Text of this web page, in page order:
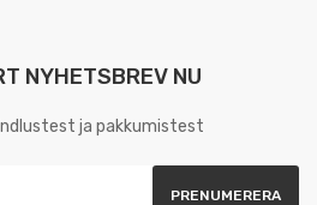
NYHETSBREV NU
ja pakkumistest